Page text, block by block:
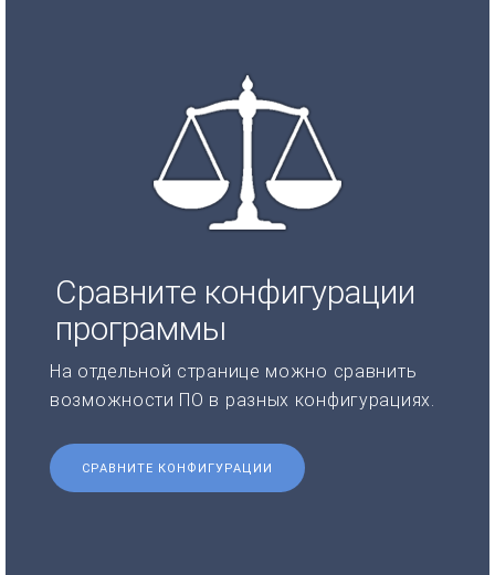
Сравните конфигурации
программы
На отдельной странице можно сравнить
возможности ПО в разных конфигурациях.
СРАВНИТЕ КОНФИГУРАЦИИ